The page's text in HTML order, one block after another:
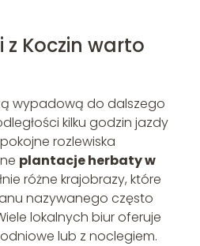
z Koczin warto
wypadową do dalszego
kilku godzin jazdy
rozlewiska
plantacje herbaty w
różne krajobrazy, które
nazywanego często
lokalnych biur oferuje
lub z noclegiem.